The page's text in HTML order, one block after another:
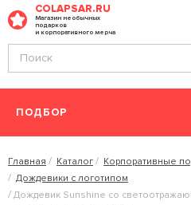
COLAPSAR.RU
Магазин необычных
подарков
и корпоративного мерча
ПОДБОР
Главная Каталог Корпоративные
Дождевики с логотипом
Дождевик Sunshine со